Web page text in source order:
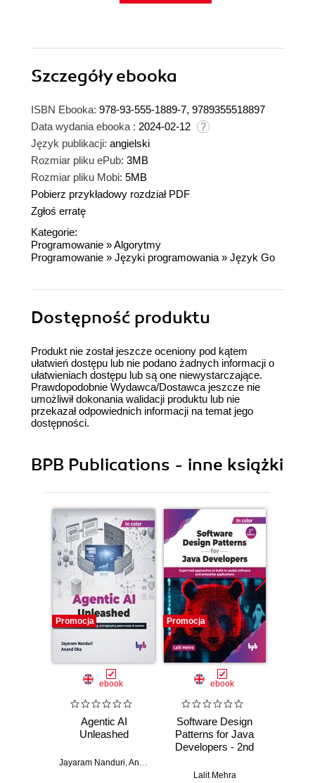
Szczegółyebooka
ISBN Ebooka: 978-93-555-1889-7, 9789355518897
Data wydania ebooka : 2024-02-12
Język publikacji: angielski
Rozmiar pliku ePub: 3MB
Rozmiar pliku Mobi: 5MB
Pobierz przykładowy rozdział PDF
Zgłoś erratę
Kategorie:
Programowanie »Algorytmy
Programowanie » Języki programowania » Język Go
Dostępność produktu
Produkt nie został jeszcze oceniony pod kątem
ułatwień dostępu lub nie podano żadnych informacji o
ułatwieniach dostępu lub są one niewystarczające.
Prawdopodobnie Wydawca/Dostawca jeszcze nie
umożliwił dokonania walidacji produktu lub nie
przekazał odpowiednich informacji na temat jego
dostępności.
BPB Publications - inne książki
Promocja
ebook
Agentic AI
Unleashed
Jayaram Nanduri Anand Oka
Promocja
ebook
Software Design
Patterns for Java
Developers - 2nd
Lalit Mehra